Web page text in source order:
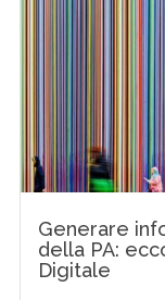
Generare
della PA:
Digitale